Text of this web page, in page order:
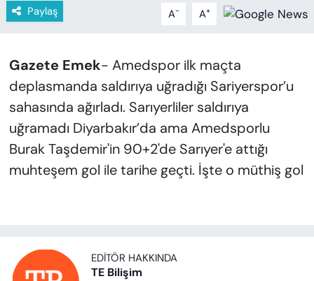
Paylaş A- A+
Gazete Emek- Amedspor ilk maçta
deplasmanda saldırıya uğradığı Sariyerspor’u
sahasında ağırladı. Sarıyerliler saldırıya
uğramadı Diyarbakır’da ama Amedsporlu
Burak Taşdemir'in 90+2'de Sarıyer'e attığı
muhteşem gol ile tarihe geçti. İşte o müthiş gol
EDITÖR HAKKINDA
TE Bilişim
ÖZEL HABER
SİYASET
VAN VE DİYARBAKIR HABERLERİ